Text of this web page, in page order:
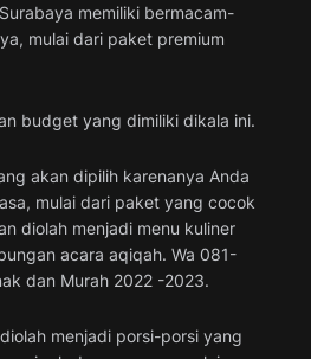
memiliki bermacam-
mulai dari paket premium
budget yang dimiliki dikala ini.
akan dipilih karenanya Anda
mulai dari paket yang cocok
diolah menjadi menu kuliner
acara aqiqah. Wa 081-
dan Murah 2022 -2023.
menjadi porsi-porsi yang